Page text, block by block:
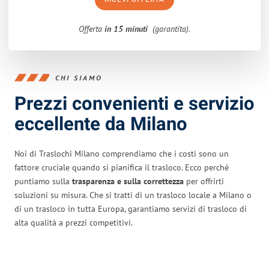
Offerta in 15 minuti (garantita).
CHI SIAMO
Prezzi convenienti e servizio
eccellente da Milano
Noi di Traslochi Milano comprendiamo che i costi sono un
fattore cruciale quando si pianifica il trasloco. Ecco perché
puntiamo sulla trasparenza e sulla correttezza per offrirti
soluzioni su misura. Che si tratti di un trasloco locale a Milano o
di un trasloco in tutta Europa, garantiamo servizi di trasloco di
alta qualità a prezzi competitivi.